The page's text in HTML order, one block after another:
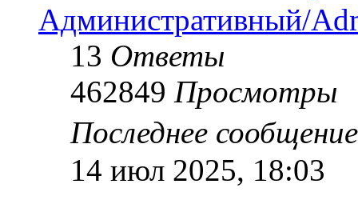
Административный/
13 Ответы
462849 Просмотры
Последнее
14 июл 2025, 18:03